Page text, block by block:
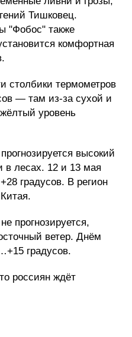
Тишковец.
"Фобос" также
комфортная
столбики термометров
— там из-за сухой и
уровень
высокий
в лесах. 12 и 13 мая
градусов. В регион
прогнозируется,
ветер. Днём
градусов.
россиян ждёт